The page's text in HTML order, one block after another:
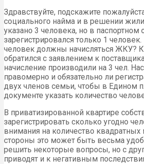
Здравствуйте, подскажите
социального найма и в решении
указано 3 человека, но в паспортном
зарегистрировался только 1
человек должны начисляться ЖКУ?
обратился с заявлением к
начисление производили на 3 чел.
правомерно и обязательно ли
двух членов семьи, чтобы в Едином
документе указать количество
В приватизированной квартире
зарегистрировать сколько угодно
внимания на количество квадратных
стороны это может быть весьма
решить некоторые вопросы, но с
приводят и к негативным